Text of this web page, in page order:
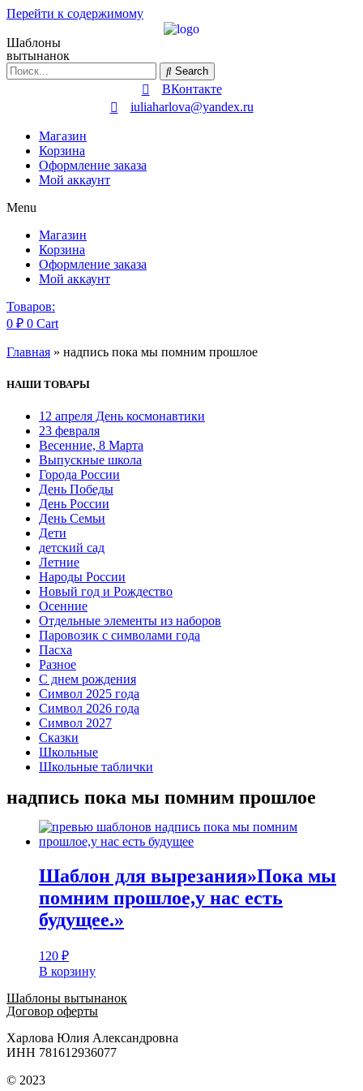
Перейти к содержимому
Шаблоны
вытынанок
Search
ВКонтакте
iuliaharlova@yandex.ru
Магазин
Корзина
Оформление заказа
Мой аккаунт
Menu
Магазин
Корзина
Оформление заказа
Мой аккаунт
Товаров:
0 ₽ 0 Cart
Главная » надпись пока мы помним прошлое
НАШИ ТОВАРЫ
12 апреля День космонавтики
23 февраля
Весенние, 8 Марта
Выпускные школа
Города России
День Победы
День России
День Семьи
Дети
детский сад
Летние
Народы России
Новый год и Рождество
Осенние
Отдельные элементы из наборов
Паровозик с символами года
Пасха
Разное
С днем рождения
Символ 2025 года
Символ 2026 года
Символ 2027
Сказки
Школьные
Школьные таблички
надпись пока мы помним прошлое
Шаблон для вырезания»Пока мы
помним прошлое,у нас есть
будущее.»
120 ₽
В корзину
Шаблоны вытынанок
Договор оферты
Харлова Юлия Александровна
ИНН 781612936077
© 2023